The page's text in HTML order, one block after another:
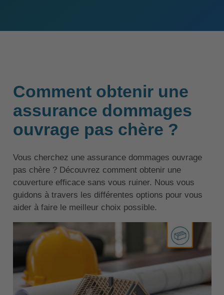
Comment obtenir une
assurance dommages
ouvrage pas chère ?
Vous cherchez une assurance dommages ouvrage
pas chère ? Découvrez comment obtenir une
couverture efficace sans vous ruiner. Nous vous
guidons à travers les différentes options pour vous
aider à faire le meilleur choix possible.